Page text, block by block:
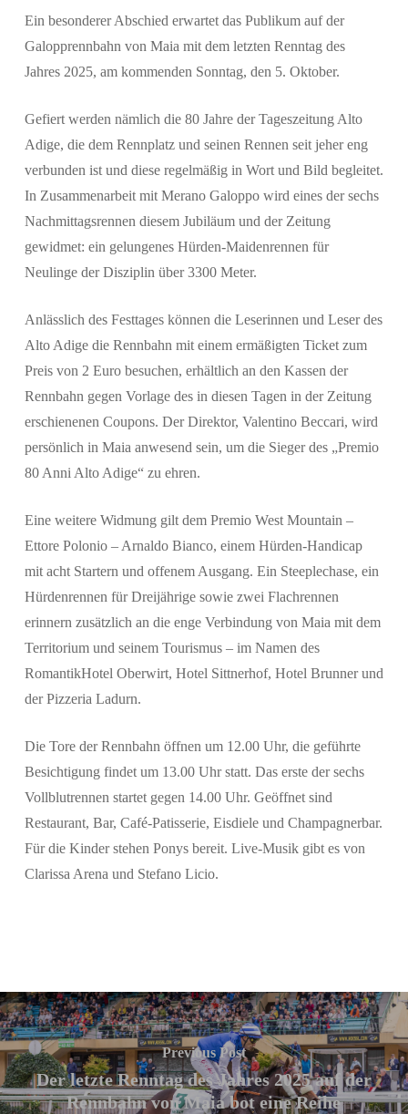
Ein besonderer Abschied erwartet das Publikum auf der
Galopprennbahn von Maia mit dem letzten Renntag des
Jahres 2025, am kommenden Sonntag, den 5. Oktober.
Gefiert werden nämlich die 80 Jahre der Tageszeitung Alto
Adige, die dem Rennplatz und seinen Rennen seit jeher eng
verbunden ist und diese regelmäßig in Wort und Bild begleitet.
In Zusammenarbeit mit Merano Galoppo wird eines der sechs
Nachmittagsrennen diesem Jubiläum und der Zeitung
gewidmet: ein gelungenes Hürden-Maidenrennen für
Neulinge der Disziplin über 3300 Meter.
Anlässlich des Festtages können die Leserinnen und Leser des
Alto Adigedie Rennbahn mit einem ermäßigten Ticket zum
Preis von 2 Euro besuchen, erhältlich an den Kassen der
Rennbahn gegen Vorlage des in diesen Tagen in der Zeitung
erschienenen Coupons. Der Direktor, Valentino Beccari, wird
persönlich in Maia anwesend sein, um die Sieger des „Premio
80 Anni Alto Adige“ zu ehren.
Eine weitere Widmung gilt dem Premio West Mountain –
Ettore Polonio – Arnaldo Bianco, einem Hürden-Handicap
mit acht Startern und offenem Ausgang. Ein Steeplechase, ein
Hürdenrennen für Dreijährige sowie zwei Flachrennen
erinnern zusätzlich an die enge Verbindung von Maia mit dem
Territorium und seinem Tourismus – im Namen des
RomantikHotel Oberwirt, Hotel Sittnerhof, Hotel Brunnerund
derPizzeria Ladurn.
Die Tore der Rennbahn öffnen um 12.00 Uhr, die geführte
Besichtigung findet um 13.00 Uhr statt. Das erste der sechs
Vollblutrennen startet gegen 14.00 Uhr. Geöffnet sind
Restaurant, Bar, Café-Patisserie, Eisdiele und Champagnerbar.
Für die Kinder stehen Ponys bereit. Live-Musik gibt es von
Clarissa Arena und Stefano Licio.
Previous Post
Der letzte Renntag des Jahres 2025 auf der
Rennbahn von Maia bot eine Reihe